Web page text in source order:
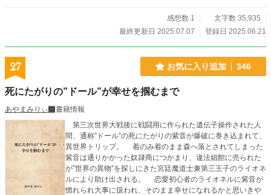
い、目の前にいる人の心の声が聞こえるようになった。考えている事までは分か
らなくても、今どんな感情でいるかが分かるのだ。その力を使い、戸惑いながら
ナ」という源氏名を貰い、娼婦として娼館「ファムファタール」で日々を過ご
す。 うさこは左京と一緒に過ごせる日を夢見て、戦争の終わりを願いながら、
アンナとして日々を過ごす。無事彼女たちは平穏な日々を迎えることができるの
か…。 ※注意 苦手な方は自衛して下さい※ オリジナルなファンタジー要素 流血
残酷描写 性的描写 同性愛の表現 無理矢理犯される表現 複数人とのプレイ 不特
定多数との行為 倫理観があまりない R18が入る話には‪*をつけます 「青い空の
下で(青い空シリーズ)」という共通の世界観で、何本か投稿していこうと思って
関係がありません。 身分差/幼なじみ/切ない/シリアス/溺愛/無理矢理/調教/凌辱/
媚薬/残酷描写あり/身分差/人外？(後天性)/総受け
感想数 1
文字数 35,935
最終更新日 2025.07.07
登録日 2025.06.21
27 お気に入り追加 346
死にたがりの”ドール”が幸せを掴むまで
あやまみりぃ
書籍情報
第三次世界大戦後に戦闘用に作られた遺伝子操作された人
間、通称”ドール”の死にたがりの紫音が爆破に巻き込まれて、
異世界トリップ。 着のみ着のまま森へ落とされてしまった
紫音は通りかかった奴隷商につかまり、違法娼館に売られた
が”世界の異物”を探しにきた宮廷魔道士兼第三王子のライオネ
ルにより助け出される。 恋愛初心者のライオネルに紫音が
惚れられ大事に扱われ、そのまま幸せになれるかと思いきや